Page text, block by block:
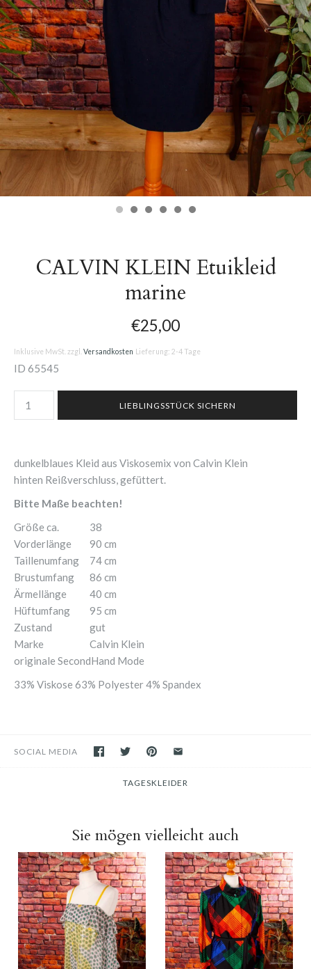
CALVIN KLEIN Etuikleid
marine
€25,00
Inklusive MwSt. zzgl. Versandkosten Lieferung: 2-4 Tage
ID 65545
dunkelblaues Kleid aus Viskosemix von Calvin Klein
hinten Reißverschluss, gefüttert.
Bitte Maße beachten!
Größe ca.
Vorderlänge
Taillenumfang
Brustumfang
Ärmellänge
Hüftumfang
Zustand
Marke
38
90 cm
74 cm
86 cm
40 cm
95 cm
gut
Calvin Klein
originale SecondHand Mode
33% Viskose 63% Polyester 4% Spandex
SOCIAL MEDIA
TAGESKLEIDER
Sie mögen vielleicht auch